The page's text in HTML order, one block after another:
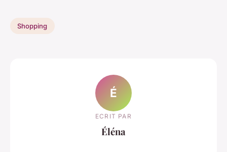
Shopping
É
ECRIT PAR
Éléna